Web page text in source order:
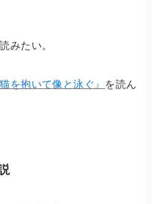
みたい。
猫を抱いて像と泳ぐ』 を読ん